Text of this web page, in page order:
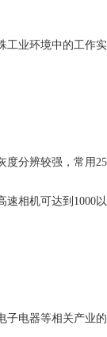
环境中的工作实
辨较强，常用
速相机可达到1000
器等相关产业的